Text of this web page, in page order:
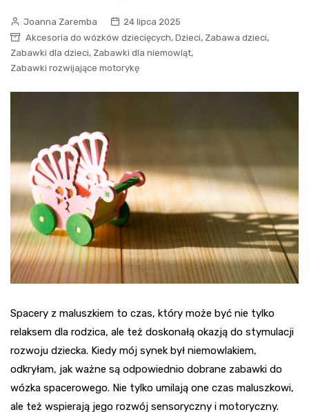
Joanna Zaremba
24 lipca 2025
Akcesoria do wózków dziecięcych, Dzieci, Zabawa dzieci,
Zabawki dla dzieci, Zabawki dla niemowląt,
Zabawki rozwijające motorykę
Spacery z maluszkiem to czas, który może być nie tylko
relaksem dla rodzica, ale też doskonałą okazją do stymulacji
rozwoju dziecka. Kiedy mój synek był niemowlakiem,
odkryłam, jak ważne są odpowiednio dobrane zabawki do
wózka spacerowego. Nie tylko umilają one czas maluszkowi,
ale też wspierają jego rozwój sensoryczny i motoryczny.